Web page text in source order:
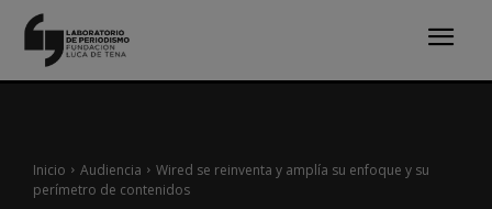
Inicio Audiencia
Wired se reinventa y amplía su enfoque y su
perímetro de contenidos